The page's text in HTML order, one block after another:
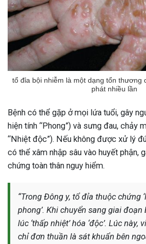
tổ đỉa bội nhiễm là một dạng tổn thương
phát nhiều lần
Bệnh có thể gặp ở mọi lứa tuổi, gây
hiện tính “Phong”) và sưng đau, chảy
“Nhiệt độc”). Nếu không được xử lý
có thể xâm nhập sâu vào huyết phận,
chứng toàn thân nguy hiểm.
“Trong Đông y, tổ đỉa thuộc chứng
phong’. Khi chuyển sang giai đoạn
lúc ‘thấp nhiệt’ hóa ‘độc’. Lúc này,
chỉ đơn thuần là sát khuẩn bên